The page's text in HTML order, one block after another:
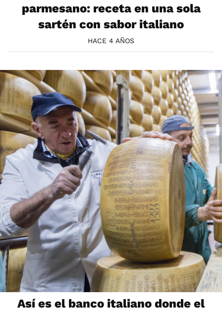
parmesano: receta en una sola
sartén con sabor italiano
HACE 4 AÑOS
Así es el banco italiano donde el